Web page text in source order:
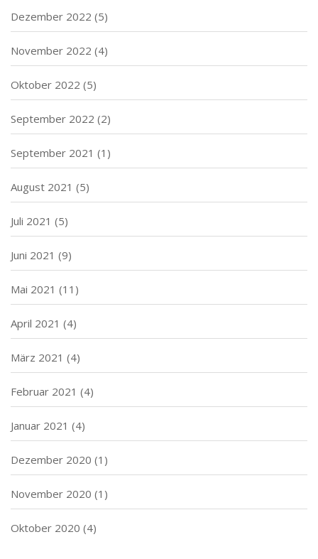
Dezember 2022 (5)
November 2022 (4)
Oktober 2022 (5)
September 2022 (2)
September 2021 (1)
August 2021 (5)
Juli 2021 (5)
Juni 2021 (9)
Mai 2021 (11)
April 2021 (4)
März 2021 (4)
Februar 2021 (4)
Januar 2021 (4)
Dezember 2020 (1)
November 2020 (1)
Oktober 2020 (4)